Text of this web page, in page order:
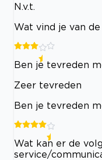
N.v.t.
Wat vind je van
Ben je tevreden
Zeer tevreden
Ben je tevreden
Wat kan er de
service/